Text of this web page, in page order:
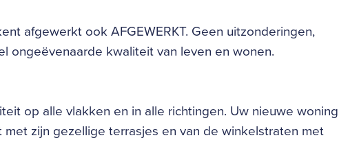
afgewerkt ook AFGEWERKT. Geen uitzonderingen,
ongeëvenaarde kwaliteit van leven en wonen.
op alle vlakken en in alle richtingen. Uw nieuwe woning
zijn gezellige terrasjes en van de winkelstraten met